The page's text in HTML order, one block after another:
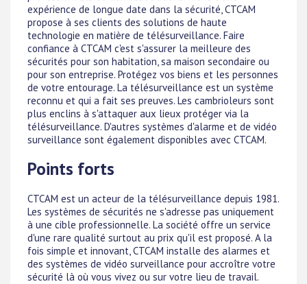
expérience de longue date dans la sécurité, CTCAM
propose à ses clients des solutions de haute
technologie en matière de télésurveillance. Faire
confiance à CTCAM c'est s'assurer la meilleure des
sécurités pour son habitation, sa maison secondaire ou
pour son entreprise. Protégez vos biens et les personnes
de votre entourage. La télésurveillance est un système
reconnu et qui a fait ses preuves. Les cambrioleurs sont
plus enclins à s'attaquer aux lieux protéger via la
télésurveillance. D'autres systèmes d'alarme et de vidéo
surveillance sont également disponibles avec CTCAM.
Points forts
CTCAM est un acteur de la télésurveillance depuis 1981.
Les systèmes de sécurités ne s'adresse pas uniquement
à une cible professionnelle. La société offre un service
d'une rare qualité surtout au prix qu'il est proposé. A la
fois simple et innovant, CTCAM installe des alarmes et
des systèmes de vidéo surveillance pour accroître votre
sécurité là où vous vivez ou sur votre lieu de travail.